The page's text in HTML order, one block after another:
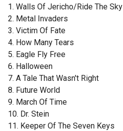
1. Walls Of Jericho/Ride The Sky
2. Metal Invaders
3. Victim Of Fate
4. How Many Tears
5. Eagle Fly Free
6. Halloween
7. A Tale That Wasn't Right
8. Future World
9. March Of Time
10. Dr. Stein
11. Keeper Of The Seven Keys